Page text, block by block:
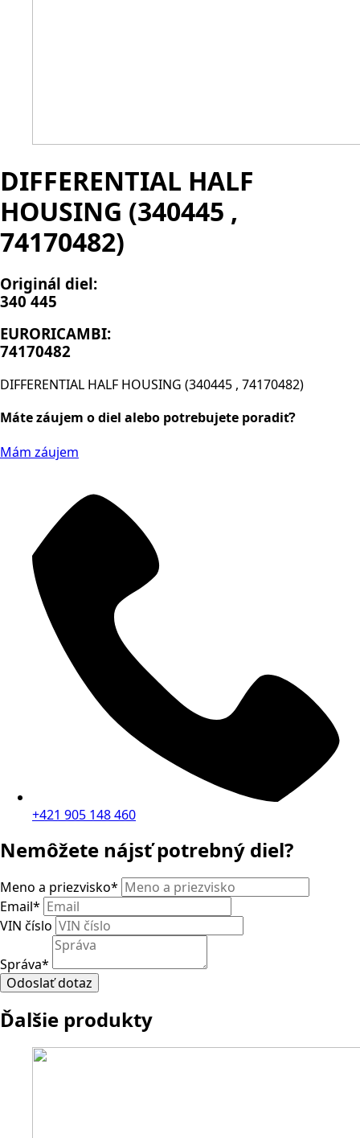
DIFFERENTIAL HALF
HOUSING (340445 ,
74170482)
Originál diel:
340 445
EURORICAMBI:
74170482
DIFFERENTIAL HALF HOUSING (340445 , 74170482)
Máte záujem o diel alebo potrebujete poradiť?
Mám záujem
+421 905 148 460
Nemôžete nájsť potrebný diel?
Meno a priezvisko*
Email*
VIN číslo
Správa*
Odoslať dotaz
Ďalšie produkty